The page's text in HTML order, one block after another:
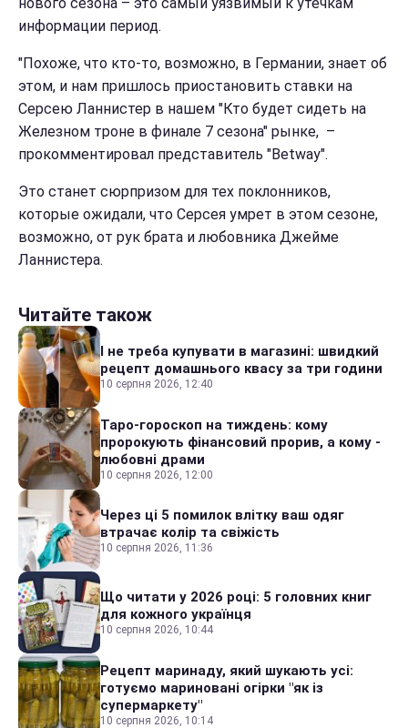
нового сезона – это самый уязвимый к утечкам
информации период.
"Похоже, что кто-то, возможно, в Германии, знает об
этом, и нам пришлось приостановить ставки на
Серсею Ланнистер в нашем "Кто будет сидеть на
Железном троне в финале 7 сезона" рынке, –
прокомментировал представитель "Betway".
Это станет сюрпризом для тех поклонников,
которые ожидали, что Серсея умрет в этом сезоне,
возможно, от рук брата и любовника Джейме
Ланнистера.
Читайте також
І не треба купувати в магазині: швидкий
рецепт домашнього квасу за три години
10 серпня 2026, 12:40
Таро-гороскоп на тиждень: кому
пророкують фінансовий прорив, а кому -
любовні драми
10 серпня 2026, 12:00
Через ці 5 помилок влітку ваш одяг
втрачає колір та свіжість
10 серпня 2026, 11:36
Що читати у 2026 році: 5 головних книг
для кожного українця
10 серпня 2026, 10:44
Рецепт маринаду, який шукають усі:
готуємо мариновані огірки "як із
супермаркету"
10 серпня 2026, 10:14